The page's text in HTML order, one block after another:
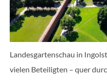
Landesgartenschau in
vielen Beteiligten – quer